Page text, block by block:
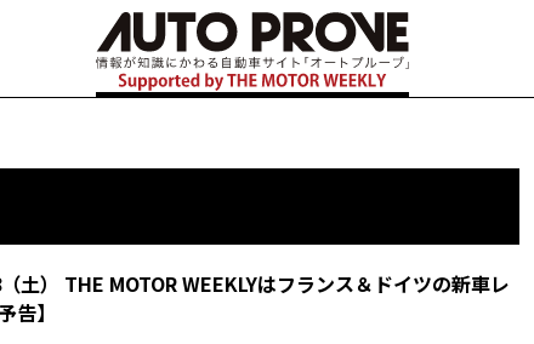
土） THE MOTOR WEEKLYはフランス＆ドイツの新車レ
告】